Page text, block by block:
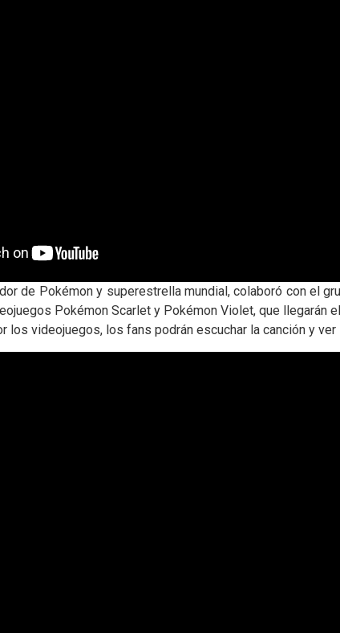
de Pokémon y superestrella mundial, colaboró con el
Pokémon Scarlet y Pokémon Violet, que llegarán
los videojuegos, los fans podrán escuchar la canción y